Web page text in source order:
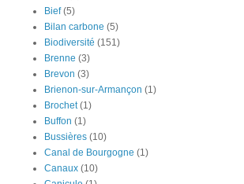
Bief (5)
Bilan carbone (5)
Biodiversité (151)
Brenne (3)
Brevon (3)
Brienon-sur-Armançon (1)
Brochet (1)
Buffon (1)
Bussières (10)
Canal de Bourgogne (1)
Canaux (10)